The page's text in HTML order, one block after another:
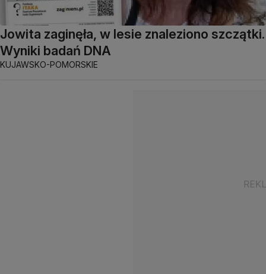
Jowita zaginęła, w lesie znaleziono szczątki.
Wyniki badań DNA
KUJAWSKO-POMORSKIE